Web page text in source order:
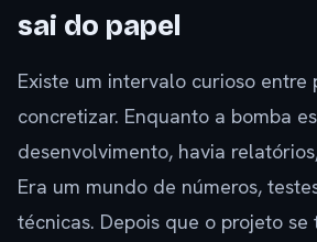
sai do papel
Existe um intervalo curioso entre
concretizar. Enquanto a bomba
desenvolvimento, havia
Era um mundo de números,
técnicas. Depois que o projeto